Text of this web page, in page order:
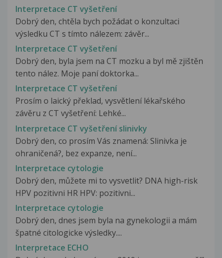
Interpretace CT vyšetření
Dobrý den, chtěla bych požádat o konzultaci
výsledku CT s tímto nálezem: závěr...
Interpretace CT vyšetření
Dobrý den, byla jsem na CT mozku a byl mě zjištěn
tento nález. Moje paní doktorka...
Interpretace CT vyšetření
Prosím o laický překlad, vysvětlení lékařského
závěru z CT vyšetření: Lehké...
Interpretace CT vyšetření slinivky
Dobrý den, co prosím Vás znamená: Slinivka je
ohraničená?, bez expanze, není...
Interpretace cytologie
Dobrý den, můžete mi to vysvetlit? DNA high-risk
HPV pozitivni HR HPV: pozitivni...
Interpretace cytologie
Dobrý den, dnes jsem byla na gynekologii a mám
špatné citologicke výsledky....
Interpretace ECHO